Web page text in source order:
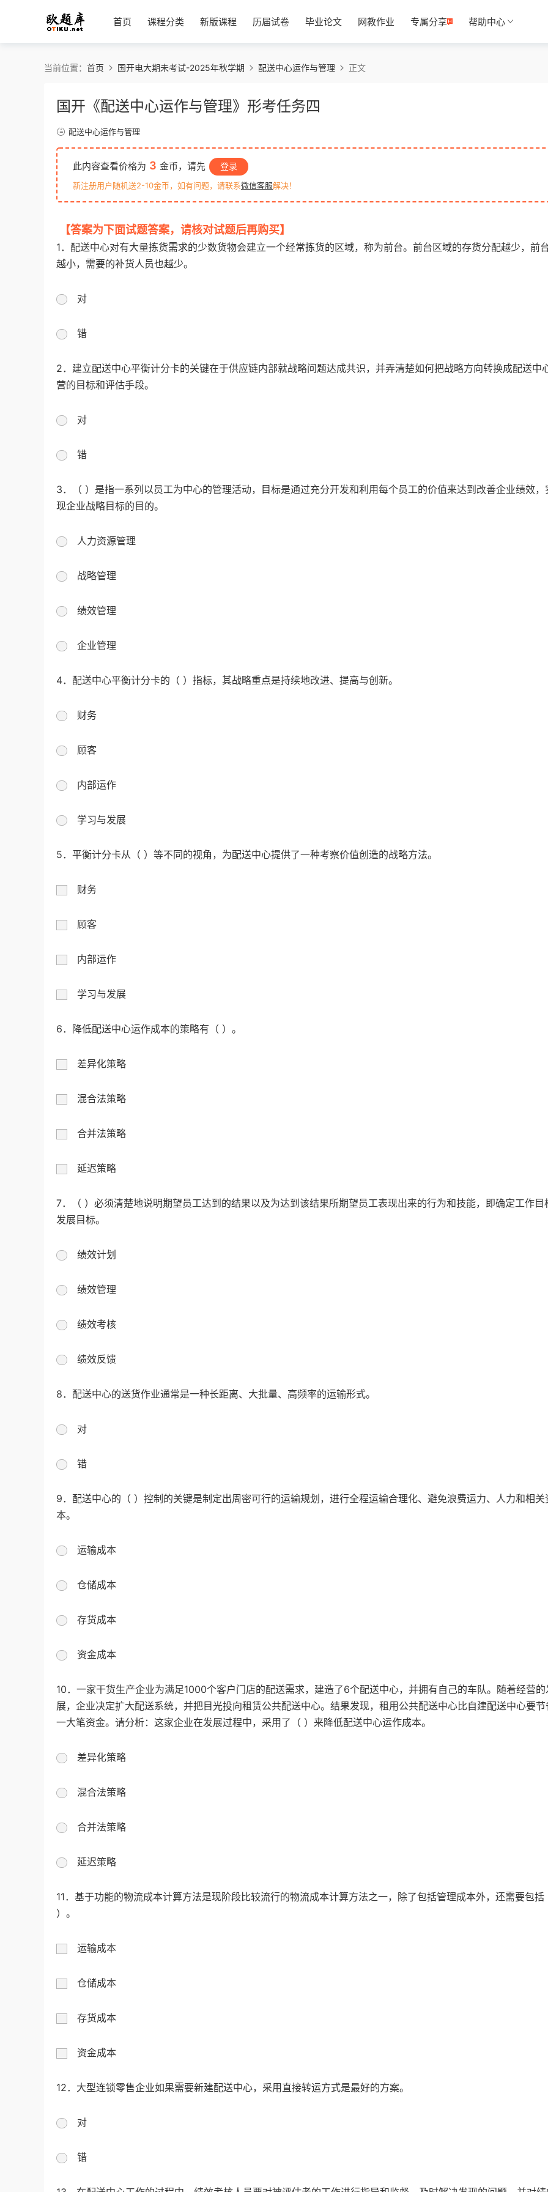
首页 课程分类 新版课程 历届试卷 毕业论文 网教作业 专属分享 帮助中心
当前位置： 首页 国开电大期未考试-2025年秋学期 配送中心运作与管理 正文
国开《配送中心运作与管理》形考任务四
配送中心运作与管理
此内容查看价格为 3 金币，请先 登录
新注册用户随机送2-10金币，如有问题，请联系微信客服解决！
【答案为下面试题答案，请核对试题后再购买】
1．配送中心对有大量拣货需求的少数货物会建立一个经常拣货的区域，称为前台。前台区域的存货分配越少，前
越小，需要的补货人员也越少。
对
错
2．建立配送中心平衡计分卡的关键在于供应链内部就战略问题达成共识，并弄清楚如何把战略方向转换成配送中
营的目标和评估手段。
对
错
3．（ ）是指一系列以员工为中心的管理活动，目标是通过充分开发和利用每个员工的价值来达到改善企业绩效，
现企业战略目标的目的。
人力资源管理
战略管理
绩效管理
企业管理
4．配送中心平衡计分卡的（ ）指标，其战略重点是持续地改进、提高与创新。
财务
顾客
内部运作
学习与发展
5．平衡计分卡从（ ）等不同的视角，为配送中心提供了一种考察价值创造的战略方法。
财务
顾客
内部运作
学习与发展
6．降低配送中心运作成本的策略有（ ）。
差异化策略
混合法策略
合并法策略
延迟策略
7．（ ）必须清楚地说明期望员工达到的结果以及为达到该结果所期望员工表现出来的行为和技能，即确定工作目
发展目标。
绩效计划
绩效管理
绩效考核
绩效反馈
8．配送中心的送货作业通常是一种长距离、大批量、高频率的运输形式。
对
错
9．配送中心的（ ）控制的关键是制定出周密可行的运输规划，进行全程运输合理化、避免浪费运力、人力和相关
本。
运输成本
仓储成本
存货成本
资金成本
10．一家干货生产企业为满足1000个客户门店的配送需求，建造了6个配送中心，并拥有自己的车队。随着经营的
展，企业决定扩大配送系统，并把目光投向租赁公共配送中心。结果发现，租用公共配送中心比自建配送中心要节
一大笔资金。请分析：这家企业在发展过程中，采用了（ ）来降低配送中心运作成本。
差异化策略
混合法策略
合并法策略
延迟策略
11．基于功能的物流成本计算方法是现阶段比较流行的物流成本计算方法之一，除了包括管理成本外，还需要包括
）。
运输成本
仓储成本
存货成本
资金成本
12．大型连锁零售企业如果需要新建配送中心，采用直接转运方式是最好的方案。
对
错